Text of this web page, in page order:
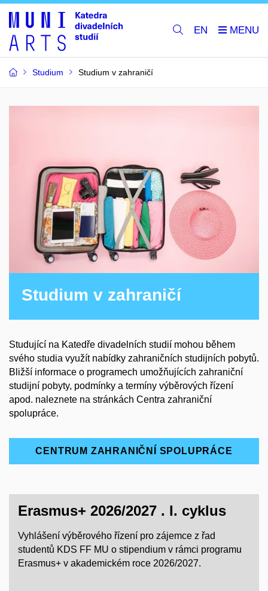
EN
Studium Studium v zahraničí
Studium v zahraničí
Studující na Katedře divadelních studií mohou během
svého studia využít nabídky zahraničních studijních pobytů.
Bližší informace o programech umožňujících zahraniční
studijní pobyty, podmínky a termíny výběrových řízení
apod. naleznete na stránkách Centra zahraniční
spolupráce.
CENTRUM ZAHRANIČNÍ SPOLUPRÁCE
Erasmus+ 2026/2027 . I. cyklus
Vyhlášení výběrového řízení pro zájemce z řad
studentů KDS FF MU o stipendium v rámci programu
Erasmus+ v akademickém roce 2026/2027.